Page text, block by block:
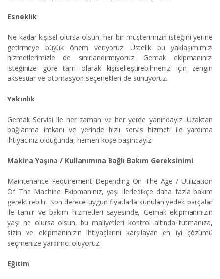
Esneklik
Ne kadar kişisel olursa olsun, her bir müşterimizin isteğini yerine
getirmeye büyük önem veriyoruz. Üstelik bu yaklaşımımızı
hizmetlerimizle de sınırlandırmıyoruz. Gemak ekipmanınızı
isteğinize göre tam olarak kişiselleştirebilmeniz için zengin
aksesuar ve otomasyon seçenekleri de sunuyoruz.
Yakınlık
Gemak Servisi ile her zaman ve her yerde yanındayız. Uzaktan
bağlanma imkanı ve yerinde hızlı servis hizmeti ile yardıma
ihtiyacınız olduğunda, hemen köşe başındayız.
Makina Yaşına / Kullanımına Bağlı Bakım Gereksinimi
Maintenance Requirement Depending On The Age / Utilization
Of The Machine Ekipmanınız, yaşı ilerledikçe daha fazla bakım
gerektirebilir. Son derece uygun fiyatlarla sunulan yedek parçalar
ile tamir ve bakım hizmetleri sayesinde, Gemak ekipmanınızın
yaşı ne olursa olsun, bu maliyetleri kontrol altında tutmanıza,
sizin ve ekipmanınızın ihtiyaçlarını karşılayan en iyi çözümü
seçmenize yardımcı oluyoruz.
Eğitim